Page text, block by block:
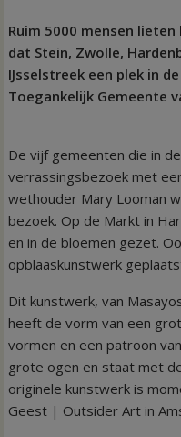
Ruim 5000 mensen
dat Stein, Zwolle,
IJsselstreek een plek in
Toegankelijk Gemeente
De vijf gemeenten die in
verrassingsbezoek met
wethouder Mary Looman
bezoek. Op de Markt in
en in de bloemen gezet.
opblaaskunstwerk
Dit kunstwerk, van
heeft de vorm van een
vormen en een patroon
grote ogen en staat met
originele kunstwerk is
Geest | Outsider Art in